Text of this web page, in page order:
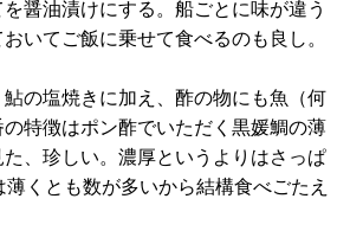
醤油漬けにする。船ごとに味が違う
いてご飯に乗せて食べるのも良し。
の塩焼きに加え、酢の物にも魚（何
特徴はポン酢でいただく黒媛鯛の薄
、珍しい。濃厚というよりはさっぱ
薄くとも数が多いから結構食べごたえ